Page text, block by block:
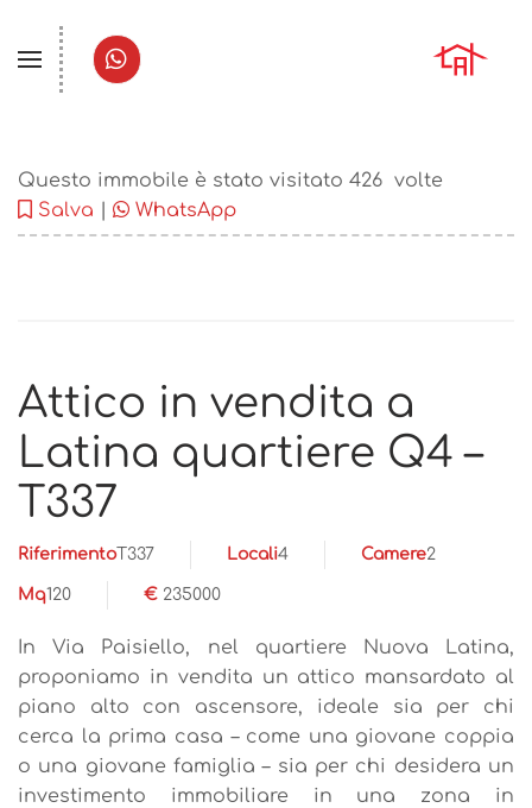
Questo immobile è stato visitato426 volte
Salva
WhatsApp
Attico in vendita a
Latina quartiere Q4 –
T337
RiferimentoT337 Locali4 Camere2
Mq120 € 235000
In Via Paisiello, nel quartiere Nuova Latina,
proponiamo in vendita un attico mansardato al
piano alto con ascensore, ideale sia per chi
cerca la prima casa – come una giovane coppia
o una giovane famiglia – sia per chi desidera un
investimento immobiliare in una zona in